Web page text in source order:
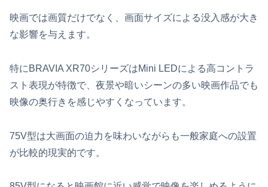
映画では画質だけでなく、画面サイズによる没入感が大き
な影響を与えます。
特にBRAVIA XR70シリーズはMini LEDによる高コントラ
スト表現が特徴で、夜景や暗いシーンの多い映画作品でも
映像の奥行きを感じやすくなっています。
75V型は大画面の迫力を味わいながらも一般家庭への設置
が比較的現実的です。